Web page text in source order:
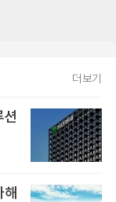
더보기